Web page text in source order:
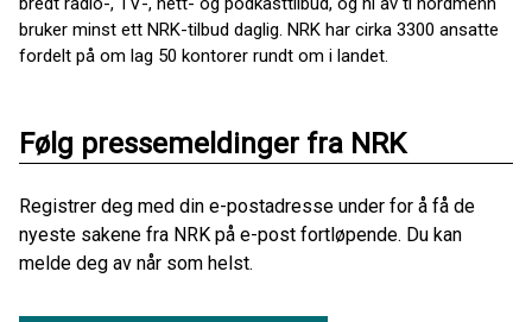
bruker minst ett NRK-tilbud daglig. NRK har cirka 3300 ansatte
fordelt på om lag 50 kontorer rundt om i landet.
Følg pressemeldinger fra NRK
Registrer deg med din e-postadresse under for å få de
nyeste sakene fra NRK på e-post fortløpende. Du kan
melde deg av når som helst.